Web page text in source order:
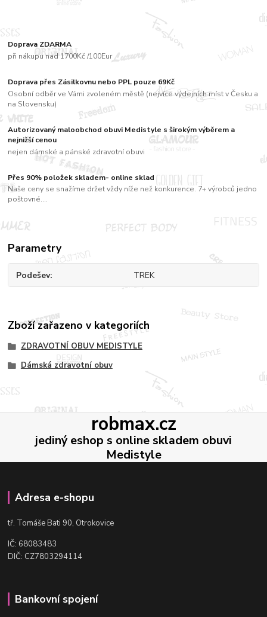
Doprava ZDARMA
při nákupu nad 1700Kč /100Eur
Doprava přes Zásilkovnu nebo PPL pouze 69Kč
Osobní odběr ve Vámi zvoleném městě (nejvíce výdejních míst v Česku a
na Slovensku)
Autorizovaný maloobchod obuvi Medistyle s širokým výběrem a
nejnižší cenou
nejen dámské a pánské zdravotní obuvi
Přes 90% položek skladem- online sklad
Naše ceny se snažíme držet vždy níže než konkurence. 7+ výrobců jedno
poštovné....
Parametry
Podešev TREK
Zboží zařazeno v kategoriích
ZDRAVOTNÍ OBUV MEDISTYLE
Dámská zdravotní obuv
robmax.cz
jediný eshop s online skladem obuvi
Medistyle
Adresa e-shopu
tř. Tomáše Bati 90, Otrokovice
IČ: 68083483
DIČ: CZ7803294114
Bankovní spojení